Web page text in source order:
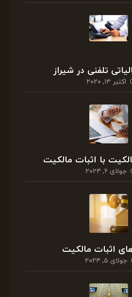
تلفنی در شیراز
اکتبر ۱۴, ۲۰۲۰
با اثبات مالکیت
جولای ۶, ۲۰۲۴
اثبات مالکیت
جولای ۵, ۲۰۲۴